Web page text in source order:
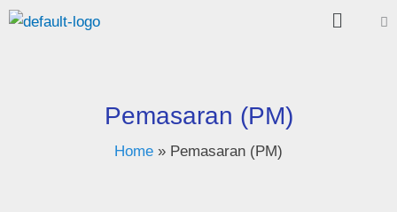
Skip
Menu
Pemasaran (PM)
Home Pemasaran (PM)